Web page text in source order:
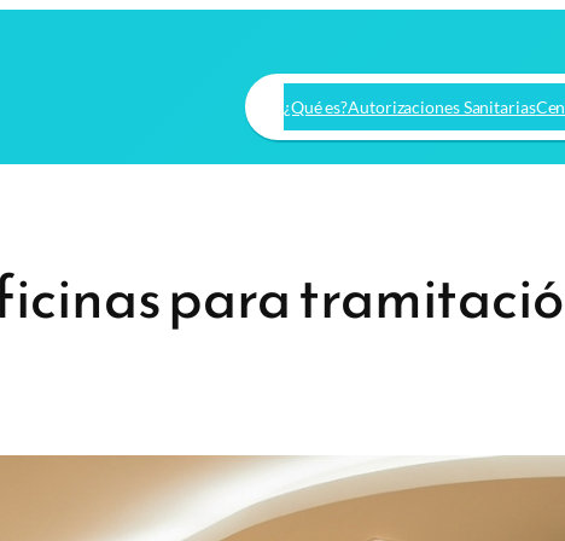
¿Qué es?Autorizaciones Sanitarias
para